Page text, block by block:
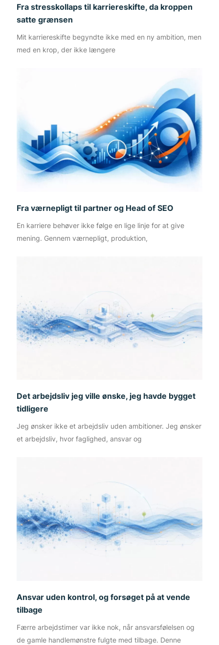
Fra stresskollaps til karriereskifte, da kroppen
satte grænsen
Mit karriereskifte begyndte ikke med en ny ambition, men
med en krop, der ikke længere
Fra værnepligt til partner og Head of SEO
En karriere behøver ikke følge en lige linje for at give
mening. Gennem værnepligt, produktion,
Det arbejdsliv jeg ville ønske, jeg havde bygget
tidligere
Jeg ønsker ikke et arbejdsliv uden ambitioner. Jeg ønsker
et arbejdsliv, hvor faglighed, ansvar og
Ansvar uden kontrol, og forsøget på at vende
tilbage
Færre arbejdstimer var ikke nok, når ansvarsfølelsen og
de gamle handlemønstre fulgte med tilbage. Denne